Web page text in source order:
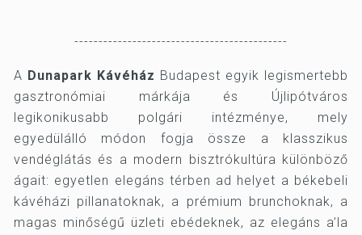
--------------------------------------------
A Dunapark Kávéház Budapest egyik legismertebb
gasztronómiai márkája és Újlipótváros
legikonikusabb polgári intézménye, mely
egyedülálló módon fogja össze a klasszikus
vendéglátás és a modern bisztrókultúra különböző
ágait: egyetlen elegáns térben ad helyet a békebeli
kávéházi pillanatoknak, a prémium brunchoknak, a
magas minőségű üzleti ebédeknek, az elegáns a’la